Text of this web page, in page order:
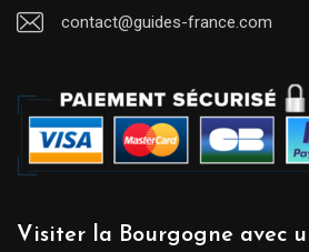
contact@guides-france.com
Visiter la Bourgogne avec